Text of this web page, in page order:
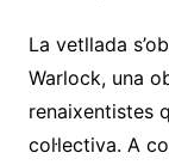
La vetllada
Warlock, una
renaixentistes
col·lectiva. A